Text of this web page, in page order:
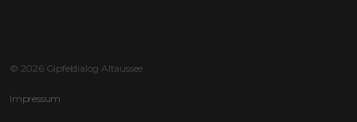
© 2026 Gipfeldialog Altaussee
Impressum